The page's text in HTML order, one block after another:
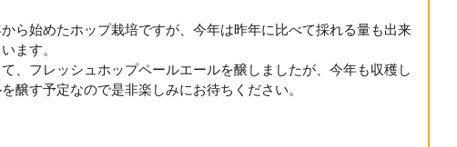
ら始めたホップ栽培ですが、今年は昨年に比べて採れる量も出来
ます。
、フレッシュホップペールエールを醸しましたが、今年も収穫し
醸す予定なので是非楽しみにお待ちください。